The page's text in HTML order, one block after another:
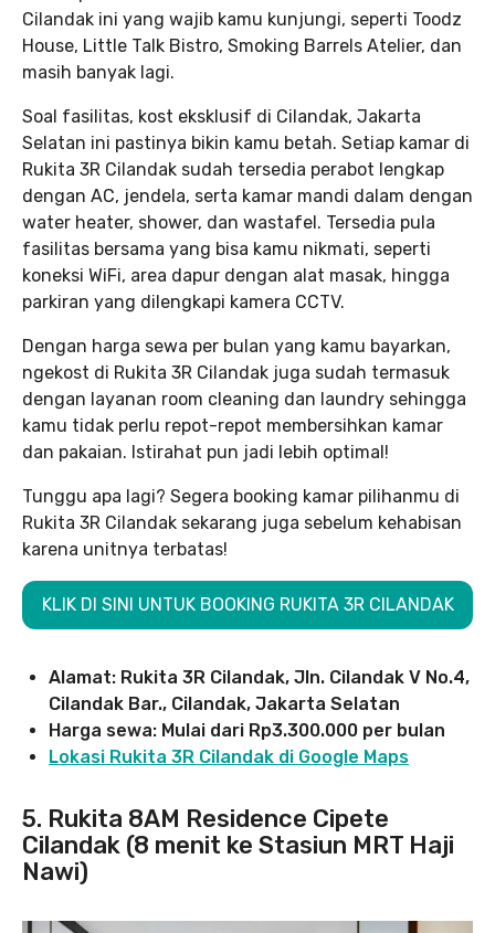
Cilandak ini yang wajib kamu kunjungi, seperti Toodz
House, Little Talk Bistro, Smoking Barrels Atelier, dan
masih banyak lagi.
Soal fasilitas, kost eksklusif di Cilandak, Jakarta
Selatan ini pastinya bikin kamu betah. Setiap kamar di
Rukita 3R Cilandak sudah tersedia perabot lengkap
dengan AC, jendela, serta kamar mandi dalam dengan
water heater, shower, dan wastafel. Tersedia pula
fasilitas bersama yang bisa kamu nikmati, seperti
koneksi WiFi, area dapur dengan alat masak, hingga
parkiran yang dilengkapi kamera CCTV.
Dengan harga sewa per bulan yang kamu bayarkan,
ngekost di Rukita 3R Cilandak juga sudah termasuk
dengan layanan room cleaning dan laundry sehingga
kamu tidak perlu repot-repot membersihkan kamar
dan pakaian. Istirahat pun jadi lebih optimal!
Tunggu apa lagi? Segera booking kamar pilihanmu di
Rukita 3R Cilandak sekarang juga sebelum kehabisan
karena unitnya terbatas!
KLIK DI SINI UNTUK BOOKING RUKITA 3R CILANDAK
Alamat: Rukita 3R Cilandak, Jln. Cilandak V No.4,
Cilandak Bar., Cilandak, Jakarta Selatan
Harga sewa: Mulai dari Rp3.300.000 per bulan
Lokasi Rukita 3R Cilandak di Google Maps
5. Rukita 8AM Residence Cipete
Cilandak (8 menit ke Stasiun MRT Haji
Nawi)